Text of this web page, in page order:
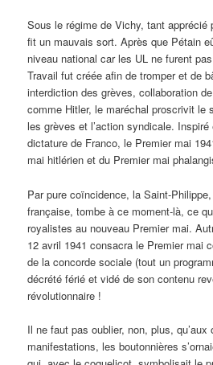
Sous le régime de Vichy, tant apprécié
fit un mauvais sort. Après que Pétain
niveau national car les UL ne furent
Travail fut créée afin de tromper et de
interdiction des grèves, collaboration
comme Hitler, le maréchal proscrivit le
les grèves et l’action syndicale.
dictature de Franco, le Premier mai
mai hitlérien et du Premier mai
Par pure coïncidence, la Saint-
française, tombe à ce moment-là, ce
royalistes au nouveau Premier mai.
12 avril 1941 consacra le Premier mai
de la concorde sociale (tout un
décrété férié et vidé de son contenu
révolutionnaire !
Il ne faut pas oublier, non, plus, qu’aux
manifestations, les boutonnières